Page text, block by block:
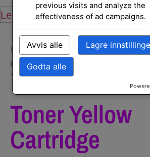
Legg i handlekurv Legg i
Hjem/Skrivere og
rekvisita/ Rekvisita
Yellow Cartridge
Toner Yellow
Cartridge
previous visits and analyze the
effectiveness of ad campaigns.
Avvis alle Lagre
Godta alle